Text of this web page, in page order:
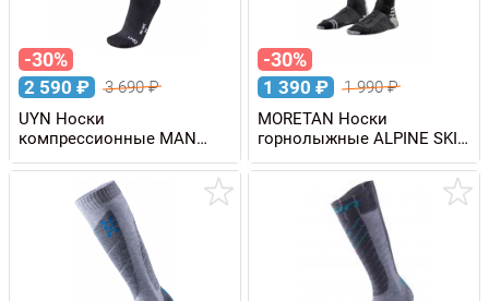
-30%
2 590 ₽ 3 690₽
UYN Носки
компрессионные MAN
RACE SHAPE
-30%
1 390 ₽ 1 990₽
MORETAN Носки
горнолыжные ALPINE SKI
GRIP PRO